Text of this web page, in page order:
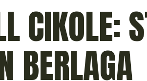
CIKOLE:
BERLAGA